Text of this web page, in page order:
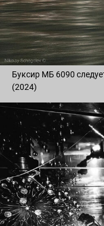
Буксир МБ 6090
(2024)